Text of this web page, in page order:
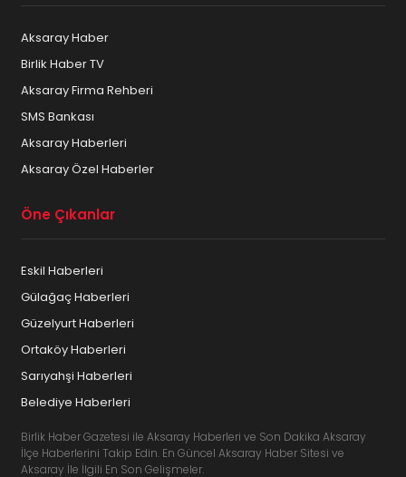
Aksaray Haber
Birlik Haber TV
Aksaray Firma Rehberi
SMS Bankası
Aksaray Haberleri
Aksaray Özel Haberler
Öne Çıkanlar
Eskil Haberleri
Gülağaç Haberleri
Güzelyurt Haberleri
Ortaköy Haberleri
Sarıyahşi Haberleri
Belediye Haberleri
Birlik Haber Gazetesi ile Aksaray Haberleri ve Son Dakika Aksaray
İlçe Haberlerini Takip Edin. En Güncel Aksaray Haber Sitesi ve
Aksaray İle İlgili En Son Gelişmeler.